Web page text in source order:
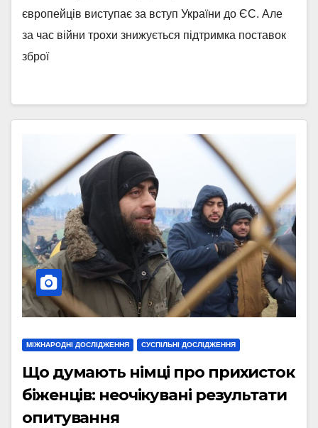
європейців виступає за вступ України до ЄС. Але
за час війни трохи знижується підтримка поставок
зброї
МІЖНАРОДНІ ДОСЛІДЖЕННЯ СУСПІЛЬНІ ДОСЛІДЖЕННЯ
Що думають німці про прихисток
біженців: неочікувані результати
опитування